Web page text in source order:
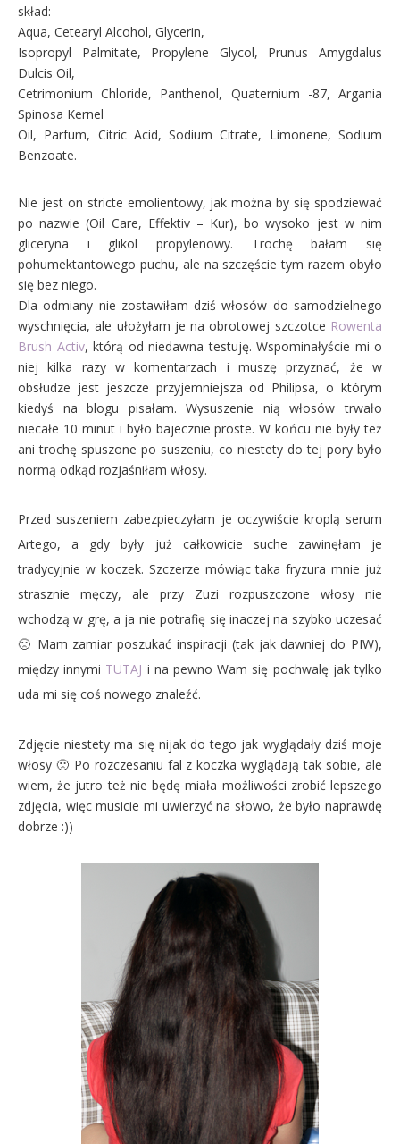
skład:
Aqua, Cetearyl Alcohol, Glycerin,
Isopropyl Palmitate, Propylene Glycol, Prunus Amygdalus
Dulcis Oil,
Cetrimonium Chloride, Panthenol, Quaternium -87, Argania
Spinosa Kernel
Oil, Parfum, Citric Acid, Sodium Citrate, Limonene, Sodium
Benzoate.
Nie jest on stricte emolientowy, jak można by się spodziewać
po nazwie (Oil Care, Effektiv – Kur), bo wysoko jest w nim
gliceryna i glikol propylenowy. Trochę bałam się
pohumektantowego puchu, ale na szczęście tym razem obyło
się bez niego.
Dla odmiany nie zostawiłam dziś włosów do samodzielnego
wyschnięcia, ale ułożyłam je na obrotowej szczotce Rowenta
Brush Activ, którą od niedawna testuję. Wspominałyście mi o
niej kilka razy w komentarzach i muszę przyznać, że w
obsłudze jest jeszcze przyjemniejsza od Philipsa, o którym
kiedyś na blogu pisałam. Wysuszenie nią włosów trwało
niecałe 10 minut i było bajecznie proste. W końcu nie były też
ani trochę spuszone po suszeniu, co niestety do tej pory było
normą odkąd rozjaśniłam włosy.
Przed suszeniem zabezpieczyłam je oczywiście kroplą serum
Artego, a gdy były już całkowicie suche zawinęłam je
tradycyjnie w koczek. Szczerze mówiąc taka fryzura mnie już
strasznie męczy, ale przy Zuzi rozpuszczone włosy nie
wchodzą w grę, a ja nie potrafię się inaczej na szybko uczesać
🙁 Mam zamiar poszukać inspiracji (tak jak dawniej do PIW),
między innymi TUTAJ i na pewno Wam się pochwalę jak tylko
uda mi się coś nowego znaleźć.
Zdjęcie niestety ma się nijak do tego jak wyglądały dziś moje
włosy 🙁 Po rozczesaniu fal z koczka wyglądają tak sobie, ale
wiem, że jutro też nie będę miała możliwości zrobić lepszego
zdjęcia, więc musicie mi uwierzyć na słowo, że było naprawdę
dobrze :))